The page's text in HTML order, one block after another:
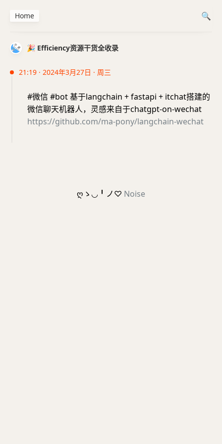
🎉 Efficiency资源干货全收录
21:19 · 2024年3月27日 · 周三
#微信 #bot 基于langchain + fastapi + itchat搭建的
微信聊天机器人，灵感来自于chatgpt-on-wechat
https://github.com/ma-pony/langchain-wechat
Home
ღゝ◡╹ノ♡ Noise